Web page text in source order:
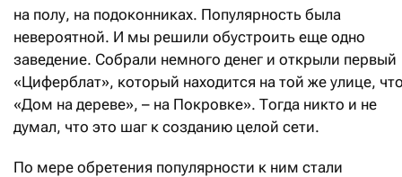
на полу, на подоконниках. Популярность была
невероятной. И мы решили обустроить еще одно
заведение. Собрали немного денег и открыли первый
«Циферблат», который находится на той же улице,
«Дом на дереве», – на Покровке». Тогда никто и не
думал, что это шаг к созданию целой сети.
По мере обретения популярности к ним стали